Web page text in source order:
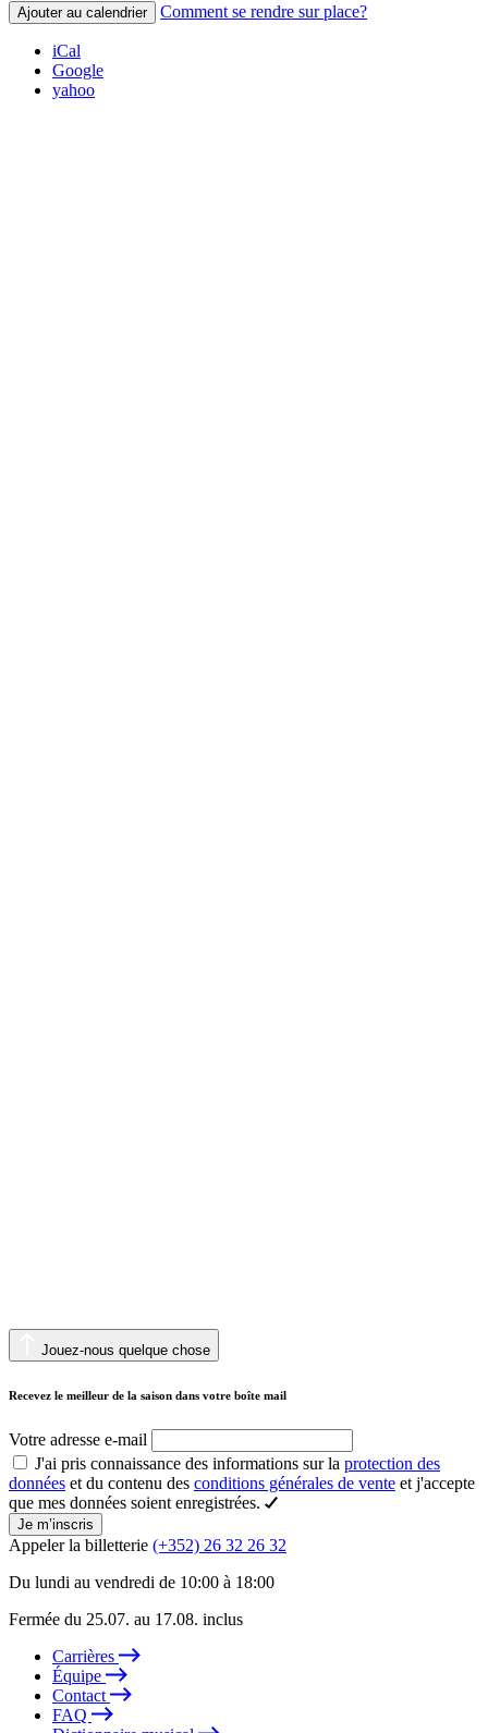
Ajouter au calendrier Comment se rendre sur place?
iCal
Google
yahoo
Jouez-nous quelque chose
Recevez le meilleur de la saison dans votre boîte mail
Votre adresse e-mail
J'ai pris connaissance des informations sur la protection des
données et du contenu des conditions générales de vente et j'accepte
que mes données soient enregistrées.
Je m’inscris
Appeler la billetterie (+352) 26 32 26 32
Du lundi au vendredi de 10:00 à 18:00
Fermée du 25.07. au 17.08. inclus
Carrières
Équipe
Contact
FAQ